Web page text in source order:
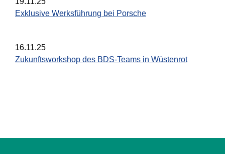
Exklusive Werksführung bei Porsche
16.11.25
Zukunftsworkshop des BDS-Teams in Wüstenrot